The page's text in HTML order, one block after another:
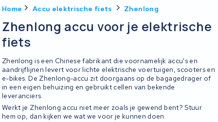
Home Accu elektrische fiets Zhenlong
Zhenlong accu voor je elektrische
fiets
Zhenlong is een Chinese fabrikant die voornamelijk accu's en
aandrijflijnen levert voor lichte elektrische voertuigen, scooters en
e-bikes. De Zhenlong-accu zit doorgaans op de bagagedrager of
in een eigen behuizing en gebruikt cellen van bekende
leveranciers.
Werkt je Zhenlong accu niet meer zoals je gewend bent? Stuur
hem op, dan kijken we wat we voor je kunnen doen.
Gratis verzending Altijd een passende oplossing 2
Begin te typen in de zoekbalk om te zoeken